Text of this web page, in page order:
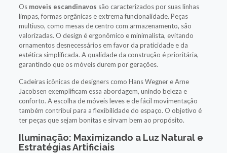
Os moveis escandinavos são caracterizados por suas linhas
limpas, formas orgânicas e extrema funcionalidade. Peças
multiuso, como mesas de centro com armazenamento, são
valorizadas. O design é ergonômico e minimalista, evitando
ornamentos desnecessários em favor da praticidade e da
estética simplificada. A qualidade da construção é prioritária,
garantindo que os móveis durem por gerações.
Cadeiras icônicas de designers como Hans Wegner e Arne
Jacobsen exemplificam essa abordagem, unindo beleza e
conforto. A escolha de móveis leves e de fácil movimentação
também contribui para a flexibilidade do espaço. O objetivo é
ter peças que sejam bonitas e sirvam bem ao propósito.
Iluminação: Maximizando a Luz Natural e
Estratégias Artificiais